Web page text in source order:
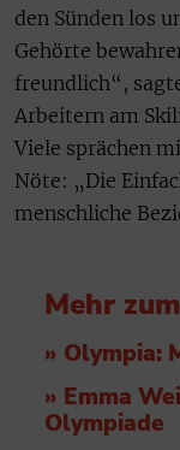
den Sünden los
Gehörte
freundlich“,
Arbeitern am
Viele sprächen
Nöte: „Die
menschliche
Mehr
» Olympia:
» Emma
Olympiade